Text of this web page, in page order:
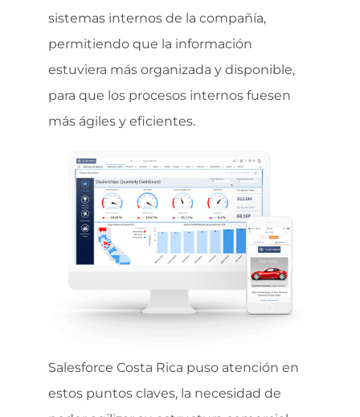
sistemas internos de la compañía,
permitiendo que la información
estuviera más organizada y disponible,
para que los procesos internos fuesen
más ágiles y eficientes.
Salesforce Costa Rica puso atención en
estos puntos claves, la necesidad de